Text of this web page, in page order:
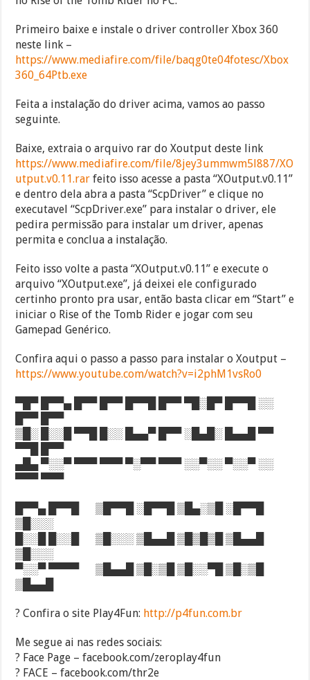
Primeiro baixe e instale o driver controller Xbox 360
neste link –
https://www.mediafire.com/file/baqg0te04fotesc/Xbox
360_64Ptb.exe
Feita a instalação do driver acima, vamos ao passo
seguinte.
Baixe, extraia o arquivo rar do Xoutput deste link
https://www.mediafire.com/file/8jey3ummwm5l887/XO
utput.v0.11.rar feito isso acesse a pasta “XOutput.v0.11”
e dentro dela abra a pasta “ScpDriver” e clique no
executavel “ScpDriver.exe” para instalar o driver, ele
pedira permissão para instalar um driver, apenas
permita e conclua a instalação.
Feito isso volte a pasta “XOutput.v0.11” e execute o
arquivo “XOutput.exe”, já deixei ele configurado
certinho pronto pra usar, então basta clicar em “Start” e
iniciar o Rise of the Tomb Rider e jogar com seu
Gamepad Genérico.
Confira aqui o passo a passo para instalar o Xoutput –
https://www.youtube.com/watch?v=i2phM1vsRo0
▀█▀ █▀▀▄ █▀▀ █▀▀ █▀▀█ █▀▀ ▀█░█▀ █▀▀█ ░░
█▀▀ █▀▀
▒█░ █░░█ ▀▀█ █░░ █▄▄▀ █▀▀ ░█▄█░ █▄▄█ ▀▀
▀▀█ █▀▀
▄█▄ ▀░░▀ ▀▀▀ ▀▀▀ ▀░▀▀ ▀▀▀ ░░▀░░ ▀░░▀ ░░
▀▀▀ ▀▀▀
█▀▀▄ █▀▀█ ▒█▀▀█ ░█▀▀█ ▒█▄░▒█ ░█▀▀█
▒█░░░
█░░█ █░░█ ▒█░░░ ▒█▄▄█ ▒█▒█▒█ ▒█▄▄█
▒█░░░
▀░░▀ ▀▀▀▀ ▒█▄▄█ ▒█░▒█ ▒█░░▀█ ▒█░▒█
▒█▄▄█
? Confira o site Play4Fun: http://p4fun.com.br
Me segue ai nas redes sociais:
? Face Page – facebook.com/zeroplay4fun
? FACE – facebook.com/thr2e